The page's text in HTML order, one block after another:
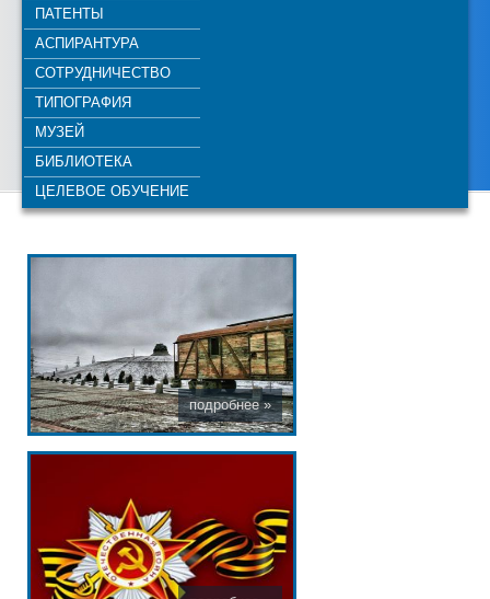
ПАТЕНТЫ
АСПИРАНТУРА
СОТРУДНИЧЕСТВО
ТИПОГРАФИЯ
МУЗЕЙ
БИБЛИОТЕКА
ЦЕЛЕВОЕ ОБУЧЕНИЕ